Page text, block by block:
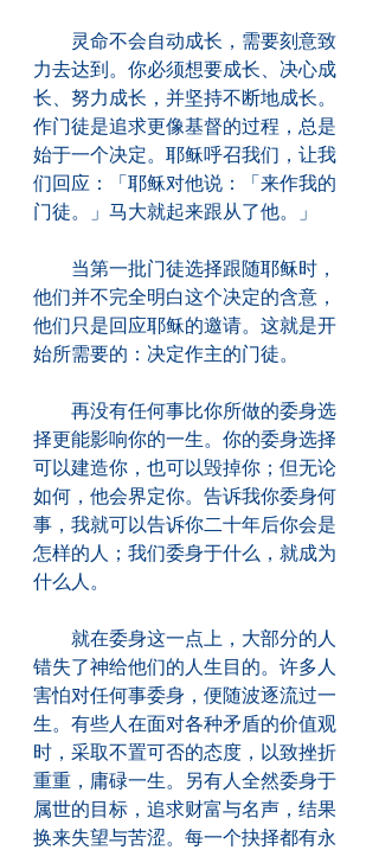
灵命不会自动成长，需要刻意致
力去达到。你必须想要成长、决心成
长、努力成长，并坚持不断地成长。
作门徒是追求更像基督的过程，总是
始于一个决定。耶稣呼召我们，让我
们回应：「耶稣对他说：「来作我的
门徒。」马大就起来跟从了他。」
当第一批门徒选择跟随耶稣时，
他们并不完全明白这个决定的含意，
他们只是回应耶稣的邀请。这就是开
始所需要的：决定作主的门徒。
再没有任何事比你所做的委身选
择更能影响你的一生。你的委身选择
可以建造你，也可以毁掉你；但无论
如何，他会界定你。告诉我你委身何
事，我就可以告诉你二十年后你会是
怎样的人；我们委身于什么，就成为
什么人。
就在委身这一点上，大部分的人
错失了神给他们的人生目的。许多人
害怕对任何事委身，便随波逐流过一
生。有些人在面对各种矛盾的价值观
时，采取不置可否的态度，以致挫折
重重，庸碌一生。另有人全然委身于
属世的目标，追求财富与名声，结果
换来失望与苦涩。每一个抉择都有永